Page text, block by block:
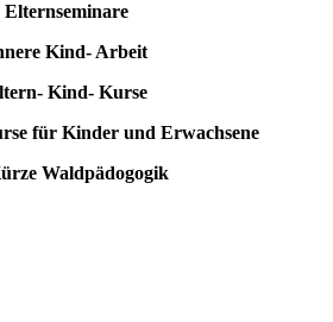
Elternseminare
Kind- Arbeit
Kind- Kurse
für Kinder und Erwachsene
Waldpädogogik